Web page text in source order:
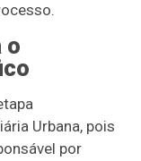
o
Urbana, pois
por